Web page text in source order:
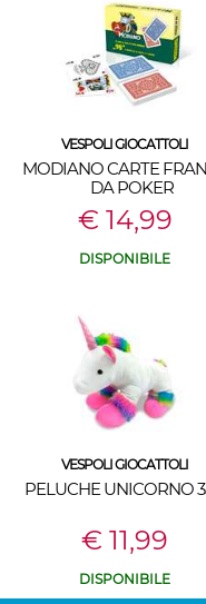
VESPOLI GIOCATTOLI
MODIANO CARTE
DA POKER
€ 14,99
DISPONIBILE
VESPOLI GIOCATTOLI
PELUCHE UNICORNO
€ 11,99
DISPONIBILE